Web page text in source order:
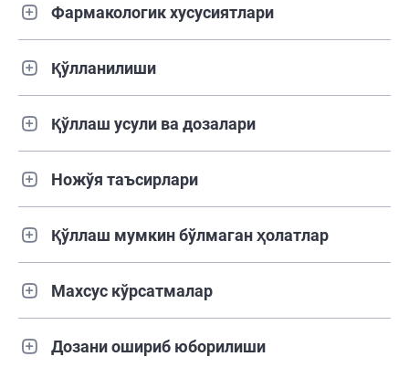
Фармакологик хусусиятлари
Қўлланилиши
Қўллаш усули ва дозалари
Ножўя таъсирлари
Қўллаш мумкин бўлмаган ҳолатлар
Махсус кўрсатмалар
Дозани ошириб юборилиши